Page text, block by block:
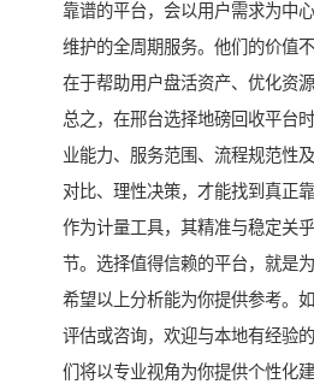
靠谱的平台，会以用户需求为中
维护的全周期服务。他们的价值
在于帮助用户盘活资产、优化资源
总之，在邢台选择地磅回收平台
业能力、服务范围、流程规范性
对比、理性决策，才能找到真正
作为计量工具，其精准与稳定关
节。选择值得信赖的平台，就是
希望以上分析能为你提供参考。
评估或咨询，欢迎与本地有经验
们将以专业视角为你提供个性化建